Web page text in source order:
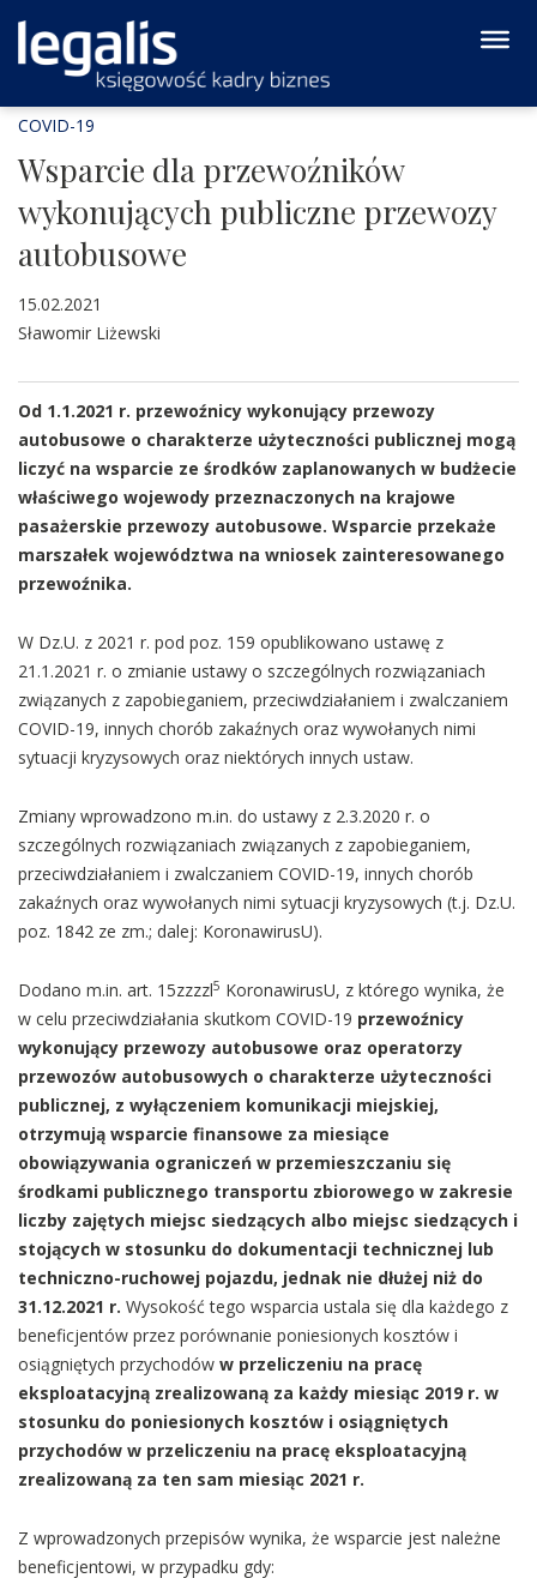
COVID-19
Wsparcie dla przewoźników
wykonujących publiczne przewozy
autobusowe
15.02.2021
Sławomir Liżewski
Od 1.1.2021 r. przewoźnicy wykonujący przewozy
autobusowe o charakterze użyteczności publicznej mogą
liczyć na wsparcie ze środków zaplanowanych w budżecie
właściwego wojewody przeznaczonych na krajowe
pasażerskie przewozy autobusowe. Wsparcie przekaże
marszałek województwa na wniosek zainteresowanego
przewoźnika.
W Dz.U. z 2021 r. pod poz. 159 opublikowano ustawę z
21.1.2021 r. o zmianie ustawy o szczególnych rozwiązaniach
związanych z zapobieganiem, przeciwdziałaniem i zwalczaniem
COVID-19, innych chorób zakaźnych oraz wywołanych nimi
sytuacji kryzysowych oraz niektórych innych ustaw.
Zmiany wprowadzono m.in. do ustawy z 2.3.2020 r. o
szczególnych rozwiązaniach związanych z zapobieganiem,
przeciwdziałaniem i zwalczaniem COVID-19, innych chorób
zakaźnych oraz wywołanych nimi sytuacji kryzysowych (t.j. Dz.U.
poz. 1842 ze zm.; dalej: KoronawirusU).
Dodano m.in. art. 15zzzzl5 KoronawirusU, z którego wynika, że
w celu przeciwdziałania skutkom COVID-19 przewoźnicy
wykonujący przewozy autobusowe oraz operatorzy
przewozów autobusowych o charakterze użyteczności
publicznej, z wyłączeniem komunikacji miejskiej,
otrzymują wsparcie finansowe za miesiące
obowiązywania ograniczeń w przemieszczaniu się
środkami publicznego transportu zbiorowego w zakresie
liczby zajętych miejsc siedzących albo miejsc siedzących i
stojących w stosunku do dokumentacji technicznej lub
techniczno-ruchowej pojazdu, jednak nie dłużej niż do
31.12.2021 r. Wysokość tego wsparcia ustala się dla każdego z
beneficjentów przez porównanie poniesionych kosztów i
osiągniętych przychodów w przeliczeniu na pracę
eksploatacyjną zrealizowaną za każdy miesiąc 2019 r. w
stosunku do poniesionych kosztów i osiągniętych
przychodów w przeliczeniu na pracę eksploatacyjną
zrealizowaną za ten sam miesiąc 2021 r.
Z wprowadzonych przepisów wynika, że wsparcie jest należne
beneficjentowi, w przypadku gdy: